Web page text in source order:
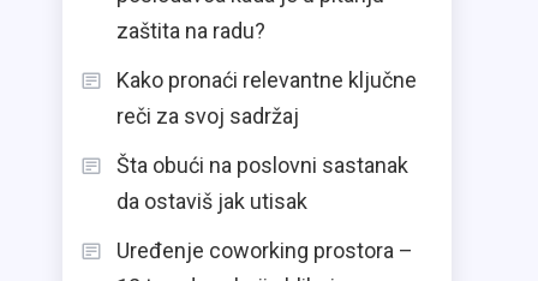
zaštita na radu?
Kako pronaći relevantne ključne
reči za svoj sadržaj
Šta obući na poslovni sastanak
da ostaviš jak utisak
Uređenje coworking prostora –